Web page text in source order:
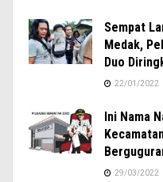
Sempat
Medak,
Duo
22/01/2022
Ini Nama
29/03/2022